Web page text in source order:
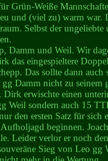
Grün-Weiße
und (viel zu) warm war.
Selbst der ungeliebte
Damm und Weil. Wir
das eingespieltere
Das sollte dann auch
Damm nicht zu seinem
erwischte einen
Weil sondern auch 15
den ersten Satz für sich
Aufholjagd beginnen.
Leider verlor er noch
Sieg von Leo gg